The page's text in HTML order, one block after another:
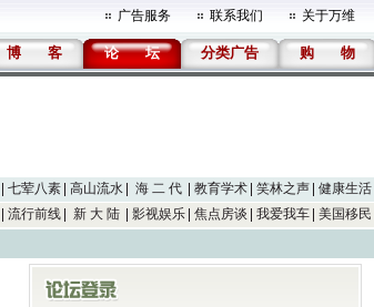
广告服务 联系我们 关于万维
博 客 论 坛 分类广告 购 物
七荤八素 高山流水 海 二 代 教育学术 笑林之声
健康生活
流行前线 新 大 陆 影视娱乐 焦点房谈 我爱我车 美国移民